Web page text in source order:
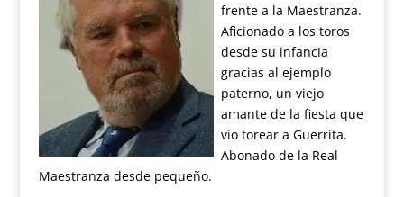
frente a la Maestranza.
Aficionado a los toros
desde su infancia
gracias al ejemplo
paterno, un viejo
amante de la fiesta que
vio torear a Guerrita.
Abonado de la Real
Maestranza desde pequeño.